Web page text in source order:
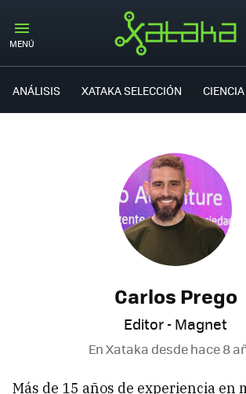
MENÚ
ANÁLISIS XATAKA SELECCIÓN CIENCIA
Carlos Prego
Editor - Magnet
En Xataka desdehace 8
Más de 15 años de experiencia en